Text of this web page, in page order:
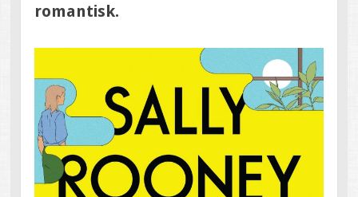
romantisk.